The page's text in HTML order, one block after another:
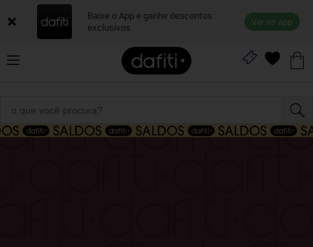
Baixe o App e ganhe descontos
exclusivos
Ver no app